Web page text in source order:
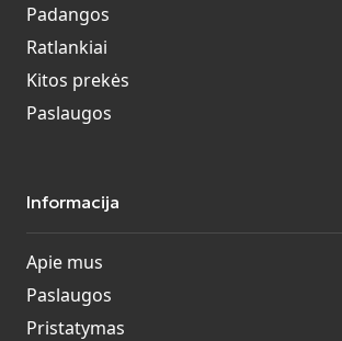
Padangos
Ratlankiai
Kitos prekės
Paslaugos
Informacija
Apie mus
Paslaugos
Pristatymas